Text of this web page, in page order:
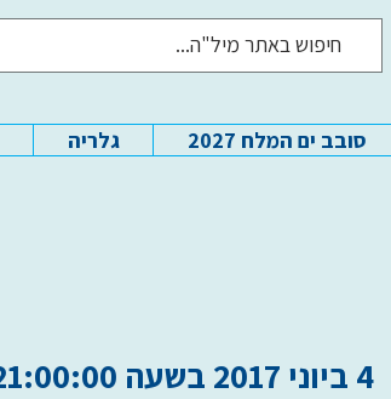
סובב ים המלח 2027 גלריה
4 ביוני 2017 בשעה 21:00:00